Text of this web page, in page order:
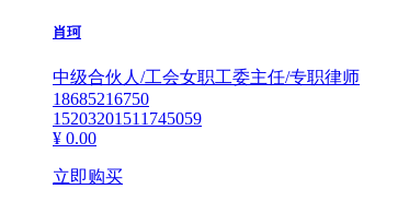
肖珂
中级合伙人/工会女职工委主任/专职律师
18685216750
15203201511745059
¥ 0.00
立即购买